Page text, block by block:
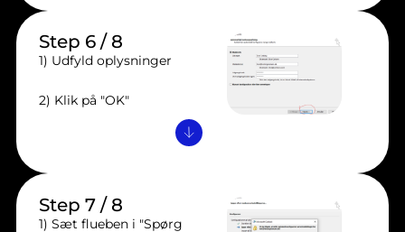
Step 6 / 8
1) Udfyld oplysninger
2) Klik på "OK"
Step 7 / 8
1) Sæt flueben i "Spørg